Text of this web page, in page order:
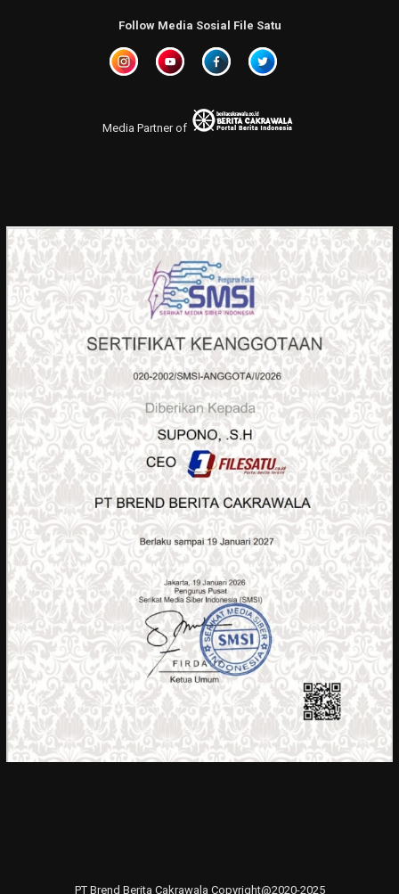
Follow Media Sosial File Satu
Media Partner of
PT Brend Berita Cakrawala Copyright@2020-2025